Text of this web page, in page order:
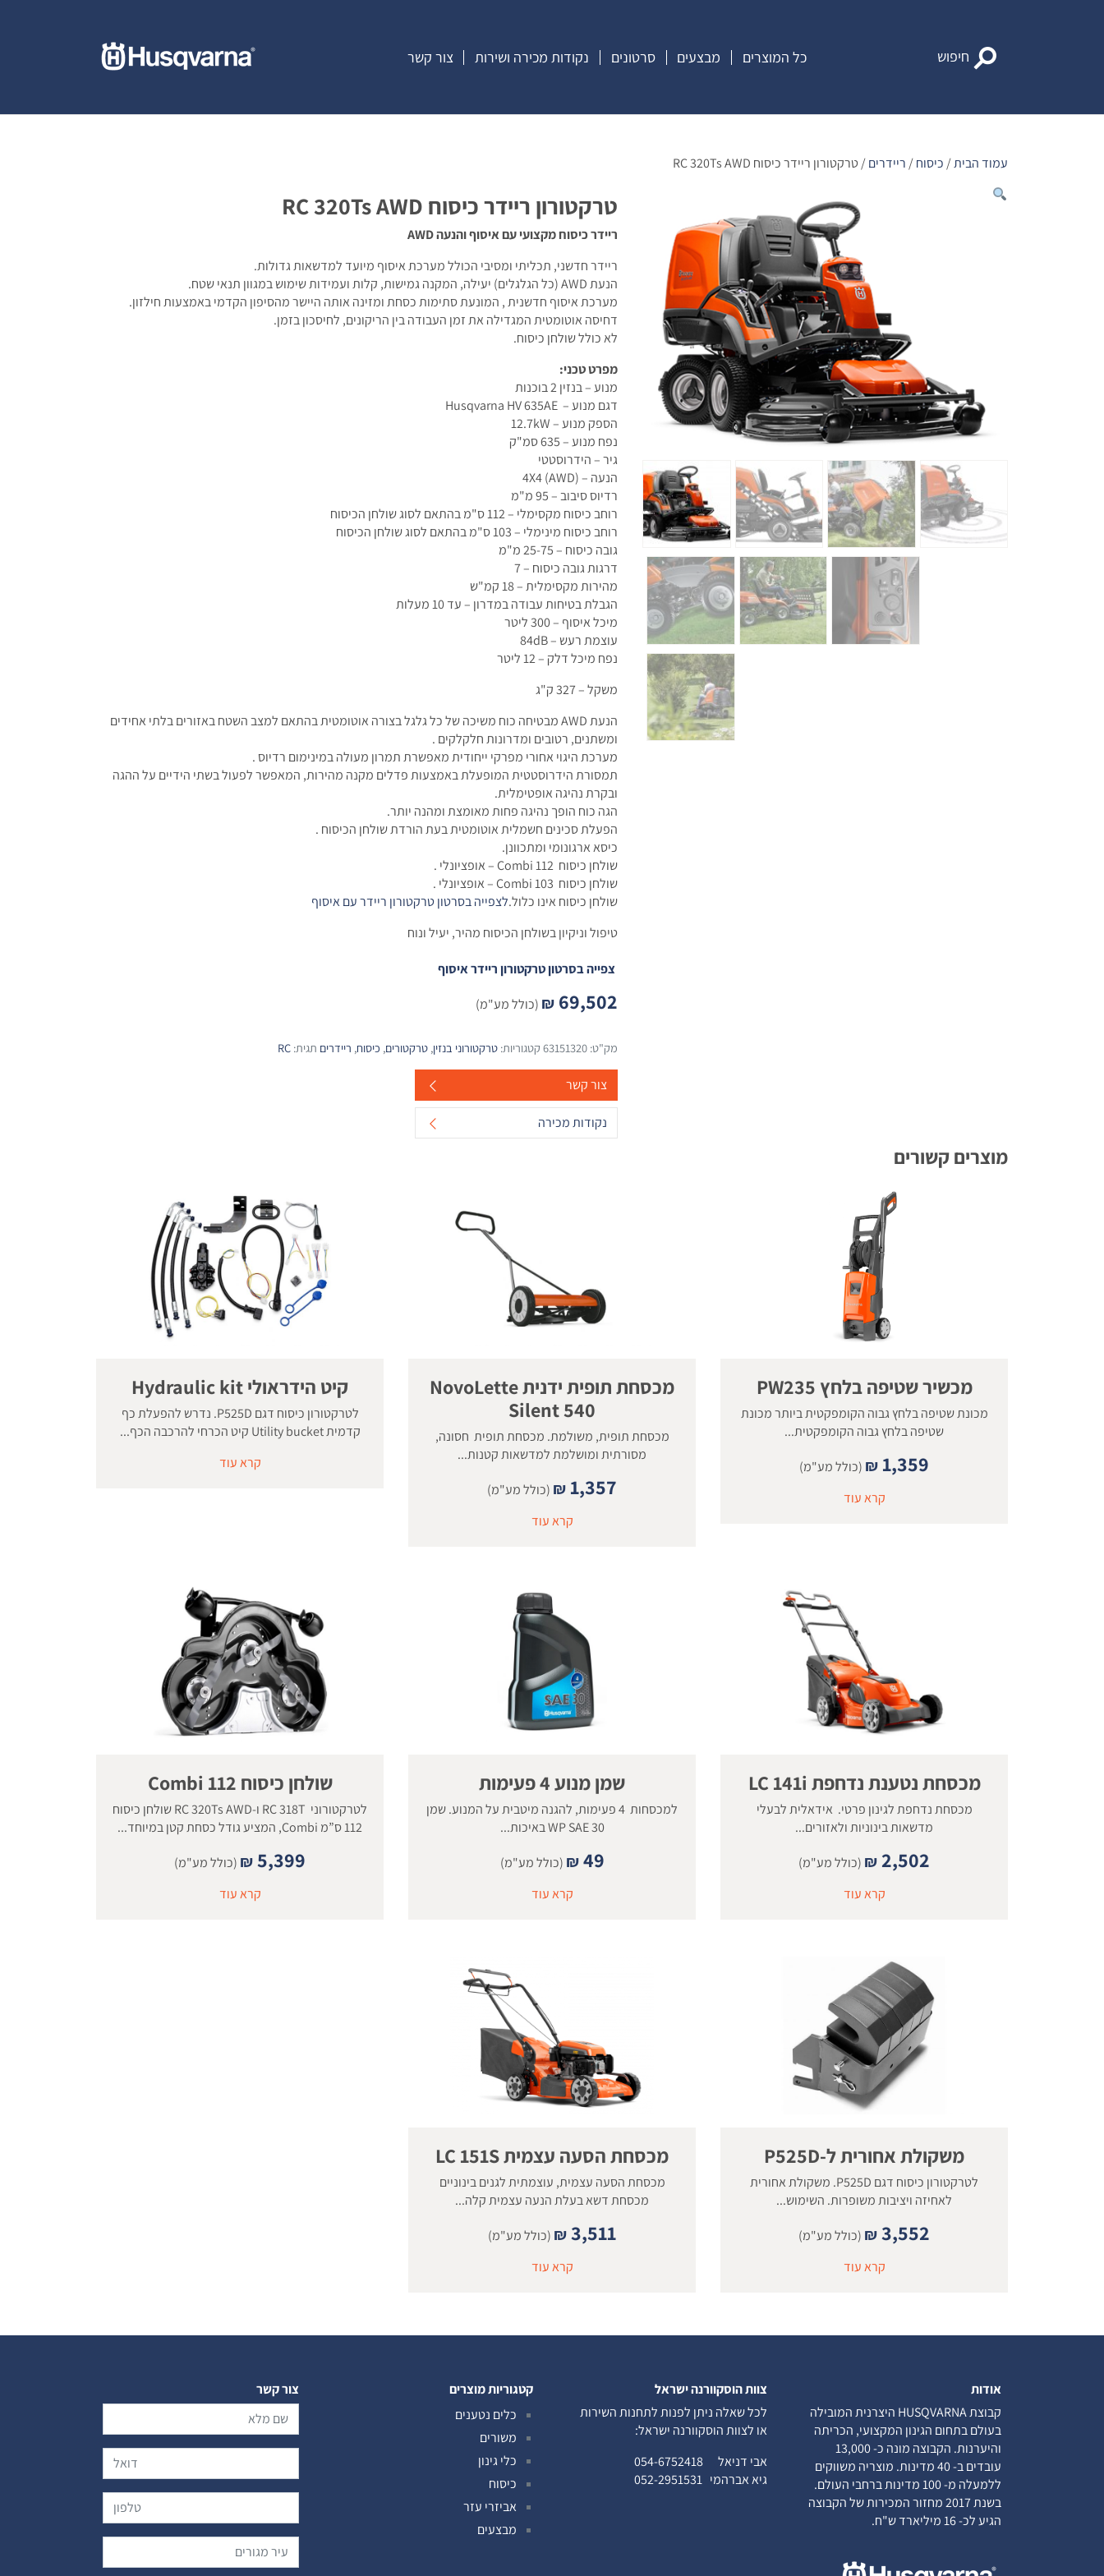
חיפוש כל המוצרים מבצעים סרטונים נקודות מכירה ושירות צור קשר
עמוד הבית/ כיסוח/ ריידרים/ טרקטורון ריידר כיסוח RC 320Ts AWD
טרקטורון ריידר כיסוח RC 320Ts AWD
ריידר כיסוח מקצועי עם איסוף והנעה AWD
ריידר חדשני, תכליתי ומסיבי הכולל מערכת איסוף מיועד למדשאות גדולות.
הנעת AWD (כל הגלגלים) יעילה, המקנה גמישות, קלות ועמידות שימוש במגוון תנאי שטח.
מערכת איסוף חדשנית , המונעת סתימות כסחת ומזינה אותה היישר מהסיפון הקדמי באמצעות חילזון.
דחיסה אוטומטית המגדילה את זמן העבודה בין הריקונים, לחיסכון בזמן.
לא כולל שולחן כיסוח.
מפרט טכני:
מנוע – בנזין 2 בוכנות
דגם מנוע – Husqvarna HV 635AE
הספק מנוע – 12.7kW
נפח מנוע – 635 סמ"ק
גיר – הידרוסטטי
הנעה – 4X4 (AWD)
רדיוס סיבוב – 95 מ"מ
רוחב כיסוח מקסימלי – 112 ס"מ בהתאם לסוג שולחן הכיסוח
רוחב כיסוח מינימלי – 103 ס"מ בהתאם לסוג שולחן הכיסוח
גובה כיסוח – 25-75 מ"מ
דרגות גובה כיסוח – 7
מהירות מקסימלית – 18 קמ"ש
הגבלת בטיחות עבודה במדרון – עד 10 מעלות
מיכל איסוף – 300 ליטר
עוצמת רעש – 84dB
נפח מיכל דלק – 12 ליטר
משקל – 327 ק"ג
הנעת AWD מבטיחה כוח משיכה של כל גלגל בצורה אוטומטית בהתאם למצב השטח באזורים בלתי אחידים
ומשתנים, רטובים ומדרונות חלקלקים .
מערכת היגוי אחורי מפרקי ייחודית מאפשרת תמרון מעולה במינימום רדיוס .
תמסורת הידרוסטטית המופעלת באמצעות פדלים מקנה מהירות, המאפשר לפעול בשתי הידיים על ההגה
ובקרת נהיגה אופטימלית.
הגה כוח הופך נהיגה פחות מאומצת ומהנה יותר.
הפעלת סכינים חשמלית אוטומטית בעת הורדת שולחן הכיסוח .
כיסא ארגונומי ומתכוונן.
שולחן כיסוח Combi 112 – אופציונלי .
שולחן כיסוח Combi 103 – אופציונלי .
שולחן כיסוח אינו כלול.לצפייה בסרטון טרקטורון ריידר עם איסוף
טיפול וניקיון בשולחן הכיסוח מהיר, יעיל ונוח
צפייה בסרטון טרקטורון ריידר איסוף
₪ 69,502 (כולל מע"מ)
מק"ט: 63151320 קטגוריות: טרקטורוני בנזין, טרקטורים, כיסוח, ריידרים תגית: RC
צור קשר
נקודות מכירה
מוצרים קשורים
מכשיר שטיפה בלחץ PW235
מכונת שטיפה בלחץ גבוה הקומפקטית ביותר מכונת
שטיפה בלחץ גבוה הקומפקטית...
₪ 1,359
(כולל מע"מ)
קרא עוד
מכסחת תופית ידנית NovoLette
Silent 540
מכסחת תופית, משולמת. מכסחת תופית חסונה,
מסורתית ומושלמת למדשאות קטנות...
₪ 1,357
(כולל מע"מ)
קרא עוד
קיט הידראולי Hydraulic kit
לטרקטורון כיסוח דגם P525D. נדרש להפעלת כף
קדמית Utility bucket קיט הכרחי להרכבה הכף...
קרא עוד
מכסחת נטענת נדחפת LC 141i
מכסחת נדחפת לגינון פרטי. אידאלית לבעלי
מדשאות בינוניות ולאזורים...
₪ 2,502
(כולל מע"מ)
קרא עוד
שמן מנוע 4 פעימות
למכסחות 4 פעימות, להגנה מיטבית על המנוע. שמן
WP SAE 30 באיכות...
₪ 49
(כולל מע"מ)
קרא עוד
שולחן כיסוח 112 Combi
לטרקטורוני RC 318T ו-RC 320Ts AWD שולחן כיסוח
112 ס”מ Combi, המציע גודל כסחת קטן במיוחד...
₪5,399
(כולל מע"מ)
קרא עוד
משקולת אחורית ל-P525D
לטרקטורון כיסוח דגם P525D. משקולת אחורית
לאחיזה ויציבות משופרות. השימוש...
₪3,552
(כולל מע"מ)
קרא עוד
מכסחת הסעה עצמית LC 151S
מכסחת הסעה עצמית, עוצמתית לגנים בינוניים
מכסחת דשא בעלת הנעה עצמית קלה...
₪3,511
(כולל מע"מ)
קרא עוד
אודות
קבוצת HUSQVARNA היצרנית המובילה
בעולם בתחום הגינון המקצועי, הכריתה
והיערנות. הקבוצה מונה כ- 13,000
עובדים ב- 40 מדינות. מוצריה משווקים
ללמעלה מ- 100 מדינות ברחבי העולם.
בשנת 2017 מחזור המכירות של הקבוצה
הגיע לכ- 16 מיליארד ש"ח.
צוות הוסקוורנה ישראל
לכל שאלה ניתן לפנות לתחנות השירות
או לצוות הוסקוורנה ישראל:
אבי דניאל 054-6752418
גיא אברהמי 052-2951531
קטגוריות מוצרים
כלים נטענים
משורים
כלי גינון
כיסוח
אביזרי עזר
מבצעים
צור קשר